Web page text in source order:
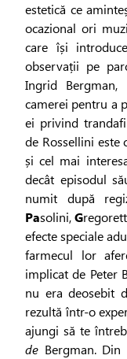
estetică ce
ocazional ori
care își
observații pe
Ingrid
camerei pentru a
ei privind
de Rossellini este
și cel mai
decât episodul
numit după
Pasolini,G
efecte speciale
farmecul lor
implicat de Peter
nu era deosebit
rezultă într-o
ajungi să te
de Bergman.